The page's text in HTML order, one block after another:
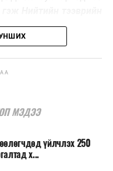
МЭДЭЭ
үйлчлэх 250
х...